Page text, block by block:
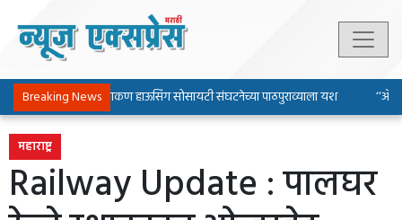
Breaking News
पिंपरी-चिंचवड चाकण हाऊसिंग सोसायटी संघटनेच्या पाठपुराव्याला यश
महाराष्ट्र
Railway Update : पालघर